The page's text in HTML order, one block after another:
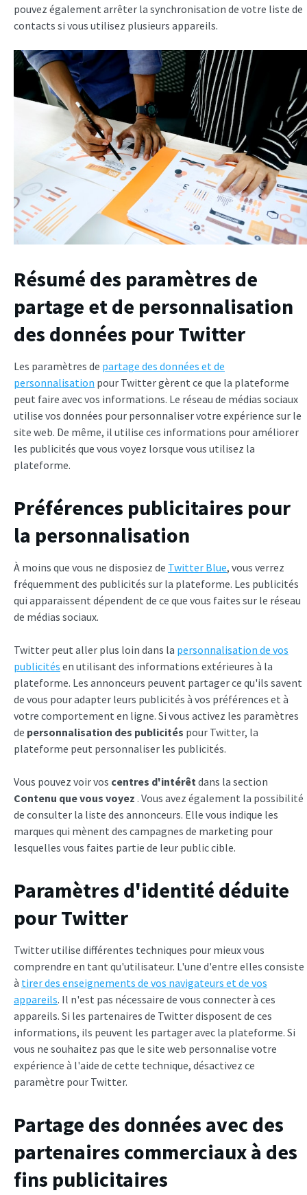
pouvez également arrêter la synchronisation de votre liste de
contacts si vous utilisez plusieurs appareils.
Résumé des paramètres de
partage et de personnalisation
des données pour Twitter
Les paramètres de partage des données et de
personnalisation pour Twitter gèrent ce que la plateforme
peut faire avec vos informations. Le réseau de médias sociaux
utilise vos données pour personnaliser votre expérience sur le
site web. De même, il utilise ces informations pour améliorer
les publicités que vous voyez lorsque vous utilisez la
plateforme.
Préférences publicitaires pour
la personnalisation
À moins que vous ne disposiez de Twitter Blue, vous verrez
fréquemment des publicités sur la plateforme. Les publicités
qui apparaissent dépendent de ce que vous faites sur le réseau
de médias sociaux.
Twitter peut aller plus loin dans la personnalisation de vos
publicités en utilisant des informations extérieures à la
plateforme. Les annonceurs peuvent partager ce qu'ils savent
de vous pour adapter leurs publicités à vos préférences et à
votre comportement en ligne. Si vous activez les paramètres
de personnalisation des publicités pour Twitter, la
plateforme peut personnaliser les publicités.
Vous pouvez voir vos centres d'intérêtdans la section
Contenu que vous voyez . Vous avez également la possibilité
de consulter la liste des annonceurs. Elle vous indique les
marques qui mènent des campagnes de marketing pour
lesquelles vous faites partie de leur public cible.
Paramètres d'identité déduite
pour Twitter
Twitter utilise différentes techniques pour mieux vous
comprendre en tant qu'utilisateur. L'une d'entre elles consiste
à tirer des enseignements de vos navigateurs et de vos
appareils. Il n'est pas nécessaire de vous connecter à ces
appareils. Si les partenaires de Twitter disposent de ces
informations, ils peuvent les partager avec la plateforme. Si
vous ne souhaitez pas que le site web personnalise votre
expérience à l'aide de cette technique, désactivez ce
paramètre pour Twitter.
Partage des données avec des
partenaires commerciaux à des
fins publicitaires